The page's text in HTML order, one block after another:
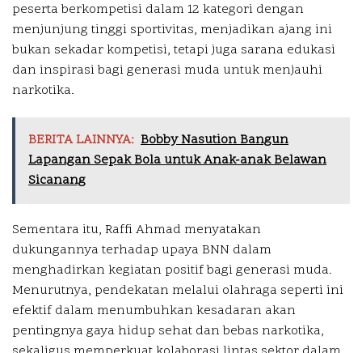
peserta berkompetisi dalam 12 kategori dengan
menjunjung tinggi sportivitas, menjadikan ajang ini
bukan sekadar kompetisi, tetapi juga sarana edukasi
dan inspirasi bagi generasi muda untuk menjauhi
narkotika.
BERITA LAINNYA: Bobby Nasution Bangun
Lapangan Sepak Bola untuk Anak-anak Belawan
Sicanang
Sementara itu, Raffi Ahmad menyatakan
dukungannya terhadap upaya BNN dalam
menghadirkan kegiatan positif bagi generasi muda.
Menurutnya, pendekatan melalui olahraga seperti ini
efektif dalam menumbuhkan kesadaran akan
pentingnya gaya hidup sehat dan bebas narkotika,